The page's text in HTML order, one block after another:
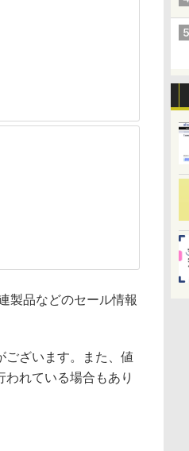
製品などのセール情報
ざいます。また、値
れている場合もあり